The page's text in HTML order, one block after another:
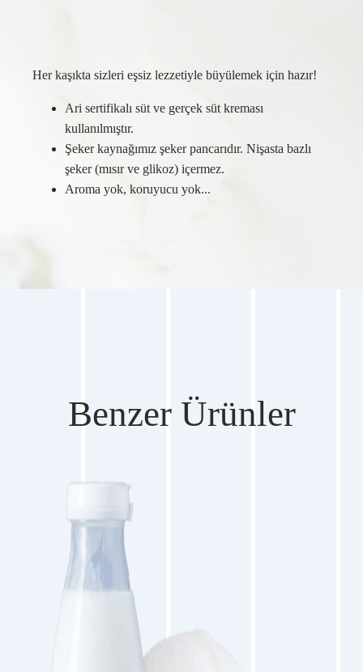
Her kaşıkta sizleri eşsiz lezzetiyle büyülemek için hazır!
Ari sertifikalı süt ve gerçek süt kreması
kullanılmıştır.
Şeker kaynağımız şeker pancarıdır. Nişasta bazlı
şeker (mısır ve glikoz) içermez.
Aroma yok, koruyucu yok...
Benzer Ürünler